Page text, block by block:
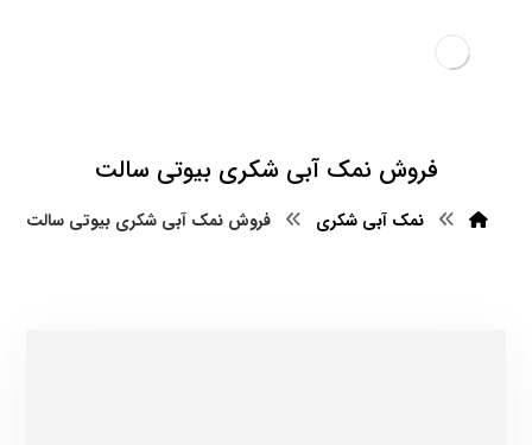
فروش نمک آبی شکری بیوتی سالت
نمک آبی شکری فروش نمک آبی شکری بیوتی سالت